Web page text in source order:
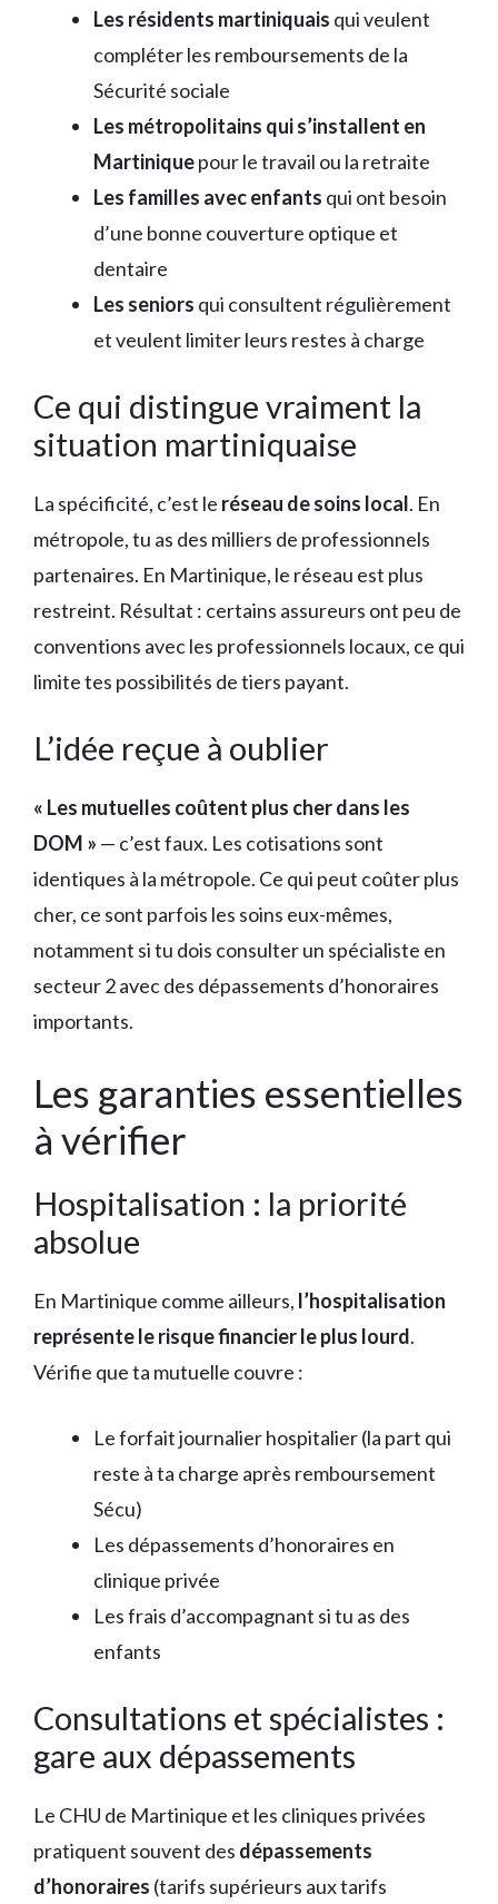
Les résidents martiniquais qui veulent
compléter les remboursements de la
Sécurité sociale
Les métropolitains qui s’installent en
Martiniquepour le travail ou la retraite
Les familles avec enfants qui ont besoin
d’une bonne couverture optique et
dentaire
Les seniors qui consultent régulièrement
et veulent limiter leurs restes à charge
Ce qui distingue vraiment la
situation martiniquaise
La spécificité, c’est le réseau de soins local. En
métropole, tu as des milliers de professionnels
partenaires. En Martinique, le réseau est plus
restreint. Résultat : certains assureurs ont peu de
conventions avec les professionnels locaux, ce qui
limite tes possibilités de tiers payant.
L’idée reçue à oublier
« Les mutuelles coûtent plus cher dans les
DOM » — c’est faux. Les cotisations sont
identiques à la métropole. Ce qui peut coûter plus
cher, ce sont parfois les soins eux-mêmes,
notamment si tu dois consulter un spécialiste en
secteur 2 avec des dépassements d’honoraires
importants.
Les garanties essentielles
à vérifier
Hospitalisation : la priorité
absolue
En Martinique comme ailleurs, l’hospitalisation
représente le risque financier le plus lourd.
Vérifie que ta mutuelle couvre :
Le forfait journalier hospitalier (la part qui
reste à ta charge après remboursement
Sécu)
Les dépassements d’honoraires en
clinique privée
Les frais d’accompagnant si tu as des
enfants
Consultations et spécialistes :
gare aux dépassements
Le CHU de Martinique et les cliniques privées
pratiquent souvent des dépassements
d’honoraires (tarifs supérieurs aux tarifs